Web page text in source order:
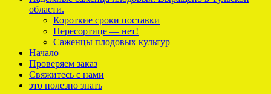
области.
Короткие сроки поставки
Пересортице — нет!
Саженцы плодовых культур
Начало
Проверяем заказ
Свяжитесь с нами
это полезно знать